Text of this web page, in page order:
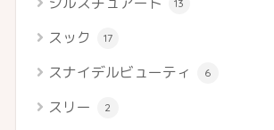
13
スック 17
スナイデルビューティ 6
スリー 2